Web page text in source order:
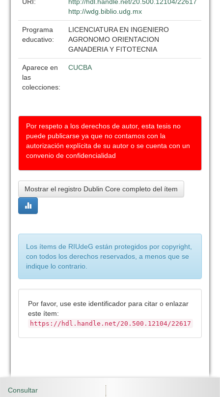
http://wdg.biblio.udg.mx
Programa
educativo:
LICENCIATURA EN INGENIERO
AGRONOMO ORIENTACION
GANADERIA Y FITOTECNIA
Aparece en
las
colecciones:
CUCBA
Por respeto a los derechos de autor, esta tesis no
puede publicarse ya que no contamos con la
autorización explícita de su autor o se cuenta con un
convenio de confidencialidad
Mostrar el registro Dublin Core completo del ítem
Los ítems de RIUdeG están protegidos por copyright,
con todos los derechos reservados, a menos que se
indique lo contrario.
Por favor, use este identificador para citar o enlazar
este ítem:
https://hdl.handle.net/20.500.12104/22617
Consultar